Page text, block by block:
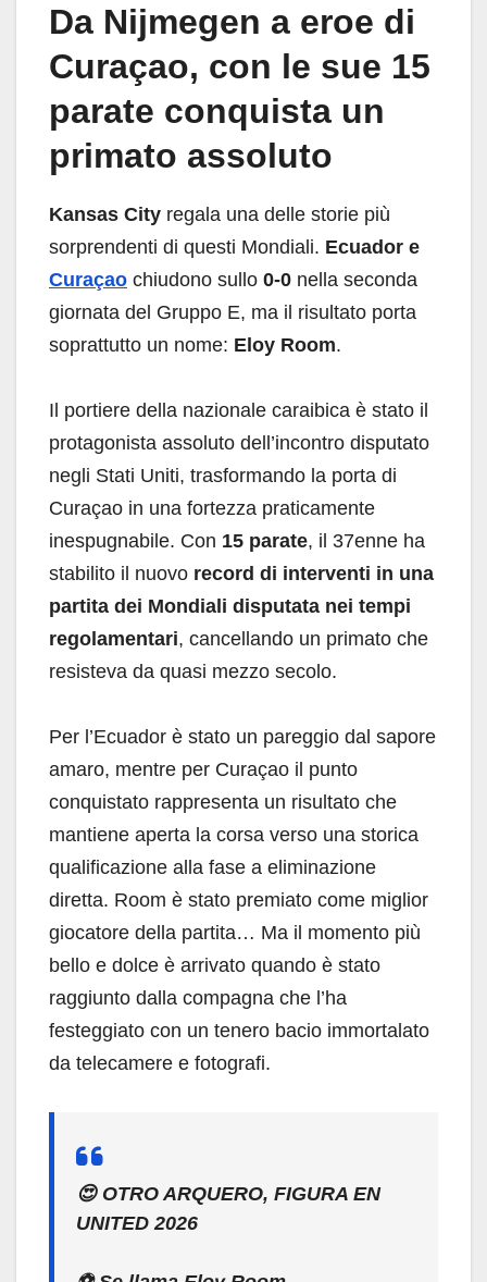
Da Nijmegen a eroe di
Curaçao, con le sue 15
parate conquista un
primato assoluto
Kansas City regala una delle storie più
sorprendenti di questi Mondiali. Ecuador e
Curaçao chiudono sullo 0-0 nella seconda
giornata del Gruppo E, ma il risultato porta
soprattutto un nome: Eloy Room.
Il portiere della nazionale caraibica è stato il
protagonista assoluto dell’incontro disputato
negli Stati Uniti, trasformando la porta di
Curaçao in una fortezza praticamente
inespugnabile. Con 15 parate, il 37enne ha
stabilito il nuovo record di interventi in una
partita dei Mondiali disputata nei tempi
regolamentari, cancellando un primato che
resisteva da quasi mezzo secolo.
Per l’Ecuador è stato un pareggio dal sapore
amaro, mentre per Curaçao il punto
conquistato rappresenta un risultato che
mantiene aperta la corsa verso una storica
qualificazione alla fase a eliminazione
diretta. Room è stato premiato come miglior
giocatore della partita… Ma il momento più
bello e dolce è arrivato quando è stato
raggiunto dalla compagna che l’ha
festeggiato con un tenero bacio immortalato
da telecamere e fotografi.
😍 OTRO ARQUERO, FIGURA EN
UNITED 2026